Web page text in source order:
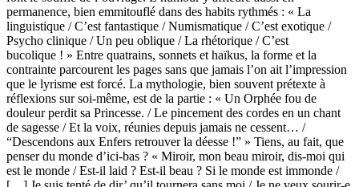
permanence, bien emmitouflé dans des habits rythmés : « La
linguistique / C’est fantastique / Numismatique / C’est exotique /
Psycho clinique / Un peu oblique / La rhétorique / C’est
bucolique ! » Entre quatrains, sonnets et haïkus, la forme et la
contrainte parcourent les pages sans que jamais l’on ait l’impression
que le lyrisme est forcé. La mythologie, bien souvent prétexte à
réflexions sur soi-même, est de la partie : « Un Orphée fou de
douleur perdit sa Princesse. / Le pincement des cordes en un chant
de sagesse / Et la voix, réunies depuis jamais ne cessent… /
“Descendons aux Enfers retrouver la déesse !” » Tiens, au fait, que
penser du monde d’ici-bas ? « Miroir, mon beau miroir, dis-moi qui
est le monde / Est-il laid ? Est-il beau ? Si le monde est immonde /